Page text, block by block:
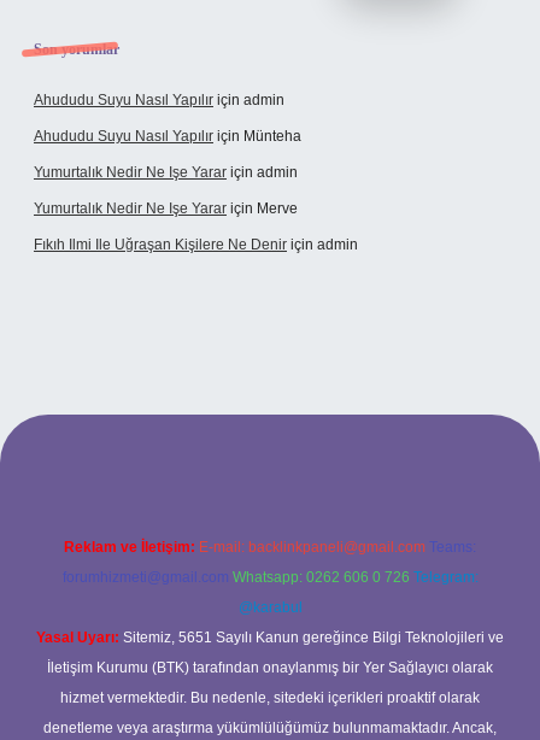
Son yorumlar
Ahududu Suyu Nasıl Yapılır için admin
Ahududu Suyu Nasıl Yapılır için Münteha
Yumurtalık Nedir Ne Işe Yarar için admin
Yumurtalık Nedir Ne Işe Yarar için Merve
Fıkıh Ilmi Ile Uğraşan Kişilere Ne Denir için admin
Reklam ve İletişim: E-mail: backlinkpaneli@gmail.com Teams:
forumhizmeti@gmail.com Whatsapp: 0262 606 0 726 Telegram:
@karabul
Yasal Uyarı: Sitemiz, 5651 Sayılı Kanun gereğince Bilgi Teknolojileri ve
İletişim Kurumu (BTK) tarafından onaylanmış bir Yer Sağlayıcı olarak
hizmet vermektedir. Bu nedenle, sitedeki içerikleri proaktif olarak
denetleme veya araştırma yükümlülüğümüz bulunmamaktadır. Ancak,